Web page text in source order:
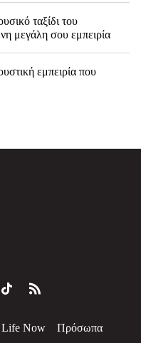
ταξίδι του
μεγάλη σου εμπειρία
εμπειρία που
Life Now
Πρόσωπα